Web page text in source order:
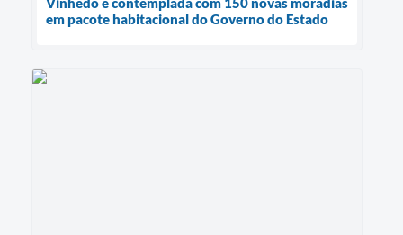
em pacote habitacional do Governo do Estado